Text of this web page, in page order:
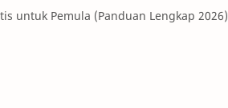
untuk Pemula (Panduan Lengkap 2026)